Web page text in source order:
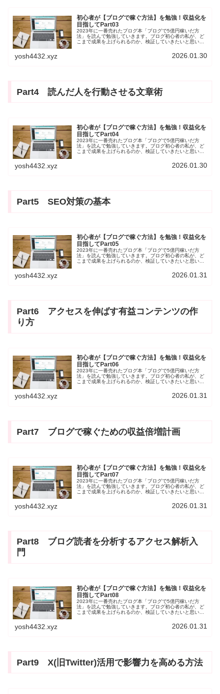
初心者が【ブログで稼ぐ方法】を勉強！収益化を
目指してPart03
2023年に一番売れたブログ本「ブログで5億円稼いだ方
法」を読んで勉強していきます。ブログ初心者の私が、ど
こまで成果を上げられるのか、検証していきたいと思いま
す。一緒に勉強していく仲間ができれば幸いです。
yosh4432.xyz 2026.01.30
Part4 読んだ人を行動させる文章術
初心者が【ブログで稼ぐ方法】を勉強！収益化を
目指してPart04
2023年に一番売れたブログ本「ブログで5億円稼いだ方
法」を読んで勉強していきます。ブログ初心者の私が、ど
こまで成果を上げられるのか、検証していきたいと思いま
文章術」です。一緒に勉強していく仲間ができれば幸いで
yosh4432.xyz 2026.01.30
Part5 SEO対策の基本
初心者が【ブログで稼ぐ方法】を勉強！収益化を
目指してPart05
2023年に一番売れたブログ本「ブログで5億円稼いだ方
法」を読んで勉強していきます。ブログ初心者の私が、ど
こまで成果を上げられるのか、検証していきたいと思いま
yosh4432.xyz 2026.01.31
Part6 アクセスを伸ばす有益コンテンツの作
り方
初心者が【ブログで稼ぐ方法】を勉強！収益化を
目指してPart06
2023年に一番売れたブログ本「ブログで5億円稼いだ方
法」を読んで勉強していきます。ブログ初心者の私が、ど
こまで成果を上げられるのか、検証していきたいと思いま
ンツの作り方」です。一緒に勉強していく仲間ができれば
yosh4432.xyz 2026.01.31
Part7 ブログで稼ぐための収益倍増計画
初心者が【ブログで稼ぐ方法】を勉強！収益化を
目指してPart07
2023年に一番売れたブログ本「ブログで5億円稼いだ方
法」を読んで勉強していきます。ブログ初心者の私が、ど
こまで成果を上げられるのか、検証していきたいと思いま
です。一緒に勉強していく仲間ができれば幸いです。
yosh4432.xyz 2026.01.31
Part8 ブログ読者を分析するアクセス解析入
門
初心者が【ブログで稼ぐ方法】を勉強！収益化を
目指してPart08
2023年に一番売れたブログ本「ブログで5億円稼いだ方
法」を読んで勉強していきます。ブログ初心者の私が、ど
こまで成果を上げられるのか、検証していきたいと思いま
入門」です。一緒に勉強していく仲間ができれば幸いで
yosh4432.xyz 2026.01.31
Part9 X(旧Twitter)活用で影響力を高める方法